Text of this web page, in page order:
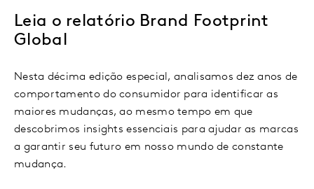
Leia o relatório Brand Footprint
Global
Nesta décima edição especial, analisamos dez anos de
comportamento do consumidor para identificar as
maiores mudanças, ao mesmo tempo em que
descobrimos insights essenciais para ajudar as marcas
a garantir seu futuro em nosso mundo de constante
mudança.